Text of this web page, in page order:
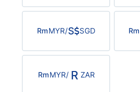
Bitcoin/USD
MYR/ SGD
MYR/ ZAR